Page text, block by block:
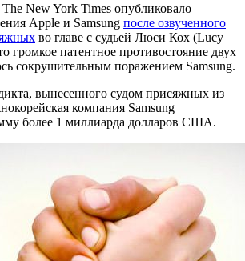
New York Times опубликовало
Apple и Samsung после озвученного
во главе с судьей Люси Кох (Lucy
громкое патентное противостояние двух
сокрушительным поражением Samsung.
вынесенного судом присяжных из
компания Samsung
более 1 миллиарда долларов США.